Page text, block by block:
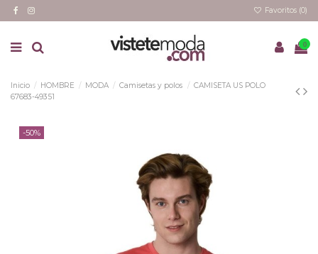
Favoritos (0)
0
Inicio HOMBRE MODA Camisetas y polos
CAMISETA US POLO
67683-49351
-50%